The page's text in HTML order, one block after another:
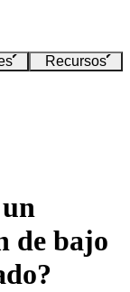
Recursos
de bajo